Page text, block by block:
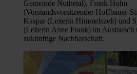
Gemeinde Nuthetal), Frank Hohn
(Vorstandsvorsitzender Hoffbauer-
Kaspar (Leiterin Himmelszelt) und
(Leiterin Anne Frank) im Austausch
zukünftige Nachbarschaft.